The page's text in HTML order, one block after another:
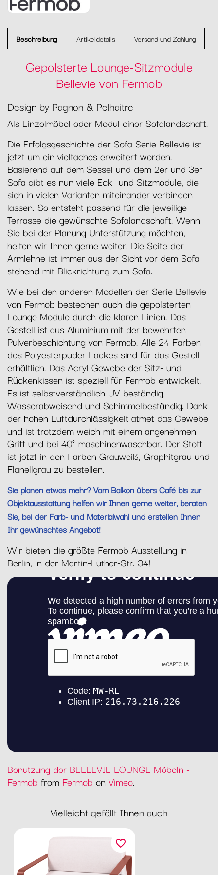
Beschreibung Artikeldetails Versand und Zahlung
Gepolsterte Lounge-Sitzmodule
Bellevie von Fermob
Design by Pagnon & Pelhaitre
Als Einzelmöbel oder Modul einer Sofalandschaft.
Die Erfolgsgeschichte der Sofa Serie Bellevie ist
jetzt um ein vielfaches erweitert worden.
Basierend auf dem Sessel und dem 2er und 3er
Sofa gibt es nun viele Eck- und Sitzmodule, die
sich in vielen Varianten miteinander verbinden
lassen. So entsteht passend für die jeweilige
Terrasse die gewünschte Sofalandschaft. Wenn
Sie bei der Planung Unterstützung möchten,
helfen wir Ihnen gerne weiter. Die Seite der
Armlehne ist immer aus der Sicht vor dem Sofa
stehend mit Blickrichtung zum Sofa.
Wie bei den anderen Modellen der Serie Bellevie
von Fermob bestechen auch die gepolsterten
Lounge Module durch die klaren Linien. Das
Gestell ist aus Aluminium mit der bewehrten
Pulverbeschichtung von Fermob. Alle 24 Farben
des Polyesterpuder Lackes sind für das Gestell
erhältlich. Das Acryl Gewebe der Sitz- und
Rückenkissen ist speziell für Fermob entwickelt.
Es ist selbstverständlich UV-beständig,
Wasserabweisend und Schimmelbeständig. Dank
der hohen Luftdurchlässigkeit atmet das Gewebe
und ist trotzdem weich mit einem angenehmen
Griff und bei 40° maschinenwaschbar. Der Stoff
ist jetzt in den Farben Grauweiß, Graphitgrau und
Flanellgrau zu bestellen.
Sie planen etwas mehr? Vom Balkon übers Café bis zur
Objektausstattung helfen wir Ihnen gerne weiter, beraten
Sie, bei der Farb- und Materialwahl und erstellen Ihnen
Ihr gewünschtes Angebot!
Wir bieten die größte Fermob Ausstellung in
Berlin, in der Martin-Luther-Str. 34!
Benutzung der BELLEVIE LOUNGE Möbeln -
Fermob from Fermob on Vimeo.
Vielleicht gefällt Ihnen auch
favorite_border